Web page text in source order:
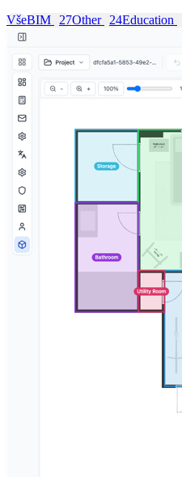
VšeBIM 27Other 24Education